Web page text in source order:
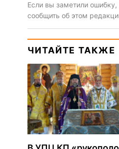
Если вы заметили
сообщить об этом
ЧИТАЙТЕ ТАКЖЕ